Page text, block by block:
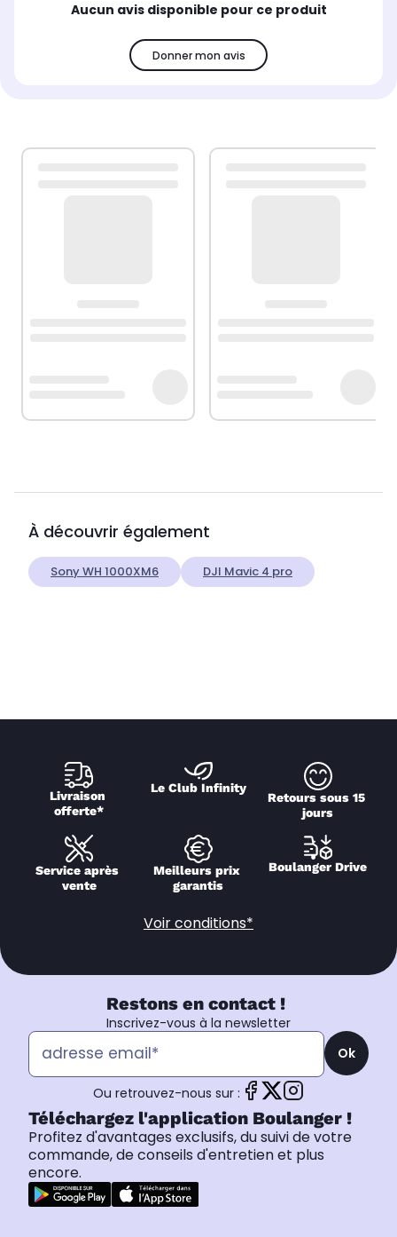
Aucun avis disponible pour ce produit
Donner mon avis
À découvrir également
Sony WH 1000XM6 DJI Mavic 4 pro
Livraison
offerte*
Le Club Infinity
Retours sous 15
jours
Service après
vente
Meilleurs prix
garantis
Boulanger Drive
Voir conditions*
Restons en contact !
Inscrivez-vous à la newsletter
Ok
Ou retrouvez-nous sur :
Téléchargez l'application Boulanger !
Profitez d'avantages exclusifs, du suivi de votre
commande, de conseils d'entretien et plus
encore.